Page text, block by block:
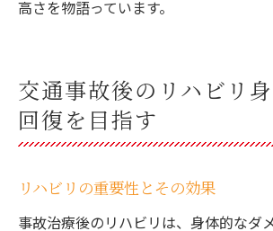
高さを物語っています。
交通事故後のリハビリ
回復を目指す
リハビリの重要性とその効果
事故治療後のリハビリは、身体的なダ